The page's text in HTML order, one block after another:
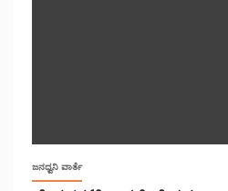
ಜನಧ್ವನಿ ವಾರ್ತೆ